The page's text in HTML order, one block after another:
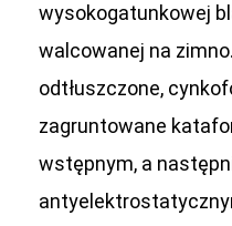
wysokogatunkowej
walcowanej na
odtłuszczone,
zagruntowane
wstępnym, a